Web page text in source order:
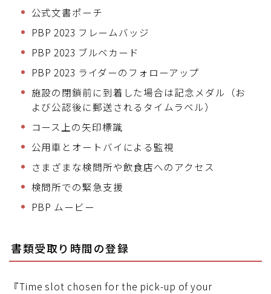
公式文書ポーチ
PBP 2023 フレームバッジ
PBP 2023 ブルベカード
PBP 2023 ライダーのフォローアップ
施設の閉鎖前に到着した場合は記念メダル（お
よび公認後に郵送されるタイムラベル）
コース上の矢印標識
公用車とオートバイによる監視
さまざまな検問所や飲食店へのアクセス
検問所での緊急支援
PBP ムービー
書類受取り時間の登録
『Time slot chosen for the pick-up of your